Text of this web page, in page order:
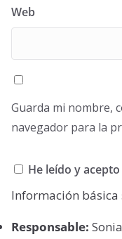
Web
Guarda mi nombre,
navegador para la
He leído y acepto
Información
Responsable: